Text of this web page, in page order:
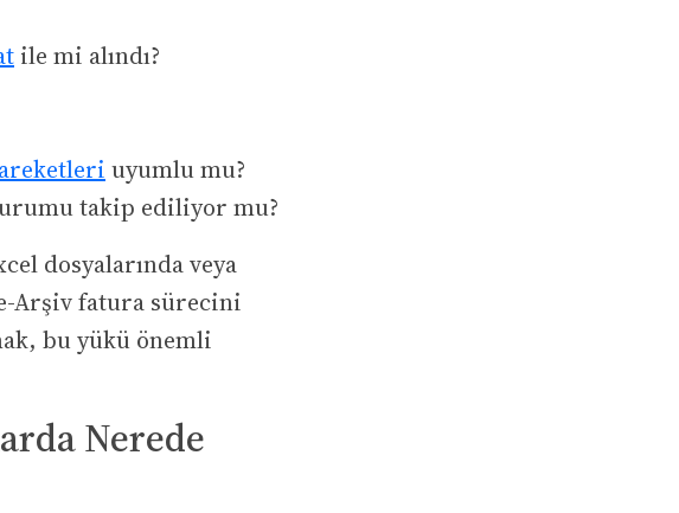
ile mi alındı?
uyumlu mu?
takip ediliyor mu?
dosyalarında veya
Arşiv fatura sürecini
bu yükü önemli
Nerede